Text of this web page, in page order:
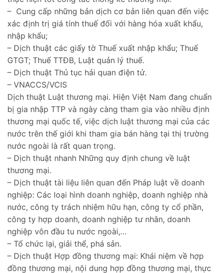
– Cung cấp những bản dịch cơ bản liên quan đến việc
xác định trị giá tính thuế đối với hàng hóa xuất khẩu,
nhập khẩu;
– Dịch thuật các giấy tờ Thuế xuất nhập khẩu; Thuế
GTGT; Thuế TTĐB, Luật quản lý thuế.
– Dịch thuật Thủ tục hải quan điện tử.
– VNACCS/VCIS
Dịch thuật Luật thương mại. Hiện Việt Nam đang chuẩn
bị gia nhập TTP và ngày càng tham gia vào nhiều định
thương mại quốc tế, việc dịch luật thương mại của các
nước trên thế giới khi tham gia bán hàng tại thị trường
nước ngoài là rất quan trọng.
– Dịch thuật nhanh Những quy định chung về luật
thương mại.
– Dịch thuật tài liệu liên quan đến Pháp luật về doanh
nghiệp: Các loại hình doanh nghiệp, doanh nghiệp nhà
nước, công ty trách nhiệm hữu hạn, công ty cổ phần,
công ty hợp doanh, doanh nghiệp tư nhân, doanh
nghiệp vôn đầu tu nước ngoài,…
– Tổ chức lại, giải thể, phá sản.
– Dịch thuật Hợp đồng thương mại: Khái niệm về hợp
đồng thương mại, nội dung hợp đồng thương mại, thực